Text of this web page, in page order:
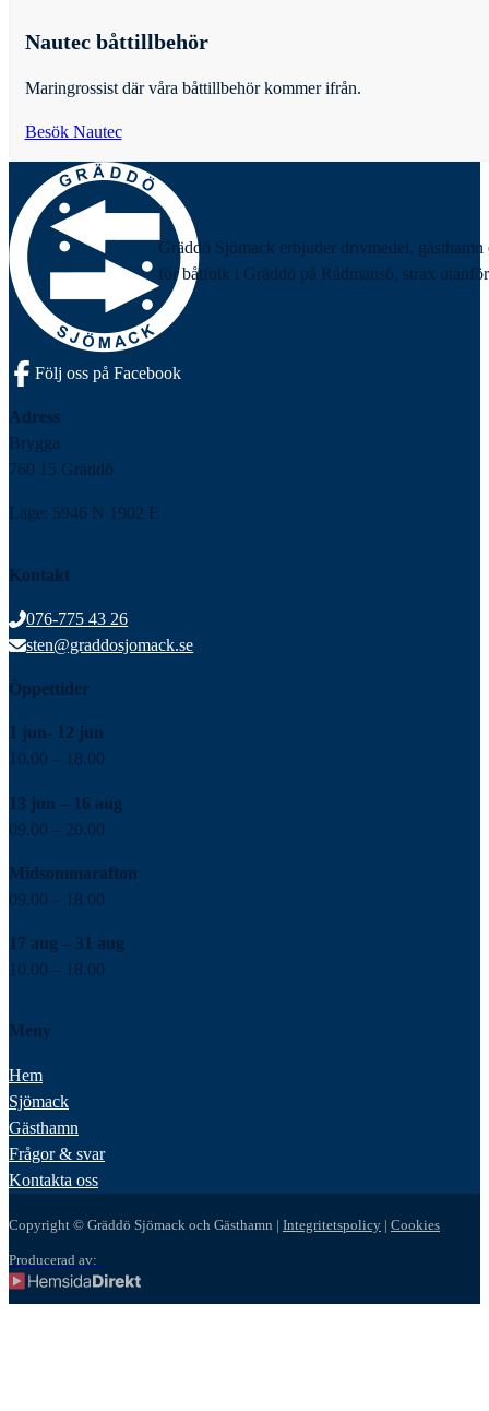
Nautec båttillbehör
Maringrossist där våra båttillbehör kommer ifrån.
Besök Nautec
Gräddö Sjömack erbjuder drivmedel, gästhamn
för båtfolk i Gräddö på Rådmansö, strax
Följ oss på Facebook
Adress
Brygga
760 15 Gräddö
Läge: 5946 N 1902 E
Kontakt
076-775 43 26
sten@graddosjomack.se
Öppettider
1 jun- 12 jun
10.00 – 18.00
13 jun – 16 aug
09.00 – 20.00
Midsommarafton
09.00 – 18.00
17 aug – 31 aug
10.00 – 18.00
Meny
Hem
Sjömack
Gästhamn
Frågor & svar
Kontakta oss
Copyright © Gräddö Sjömack och Gästhamn | Integritetspolicy | Cookies
Producerad av: